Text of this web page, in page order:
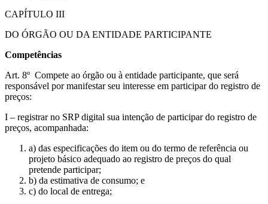
CAPÍTULO III
DO ÓRGÃO OU DA ENTIDADE PARTICIPANTE
Competências
Art. 8º Compete ao órgão ou à entidade participante, que será
responsável por manifestar seu interesse em participar do registro de
preços:
I – registrar no SRP digital sua intenção de participar do registro de
preços, acompanhada:
a) das especificações do item ou do termo de referência ou
projeto básico adequado ao registro de preços do qual
pretende participar;
b) da estimativa de consumo; e
c) do local de entrega;